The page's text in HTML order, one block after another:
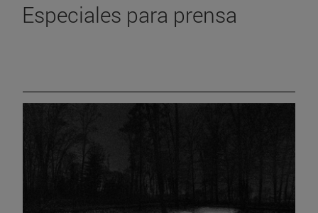
Especiales para prensa